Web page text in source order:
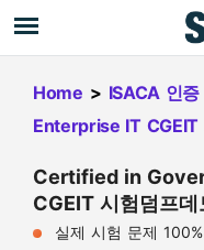
Home > ISACA 인증
Enterprise IT CGEIT
Certified in
CGEIT 시험덤프
실제 시험 문제